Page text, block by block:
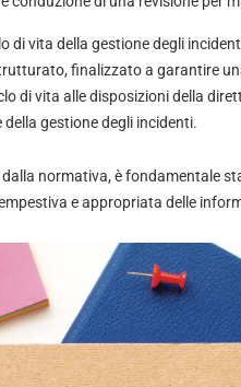
di vita della gestione degli
finalizzato a garantire
di vita alle disposizioni della
gestione degli incidenti.
normativa, è fondamentale
e appropriata delle